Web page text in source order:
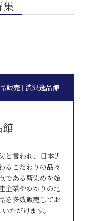
集
販売 | 渋沢逸品館
館
と言われ、日本近
るこだわりの品々
である藍染めを始
企業やゆかりの地
を多数販売してお
ただけます。